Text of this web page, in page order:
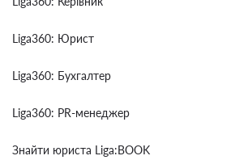
Liga360: Юрист
Liga360: Бухгалтер
Liga360: PR-менеджер
Знайти юриста Liga:BOOK